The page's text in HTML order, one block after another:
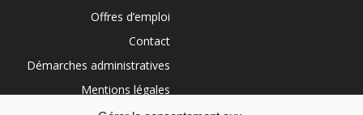
Offres d’emploi
Contact
Démarches administratives
Mentions légales